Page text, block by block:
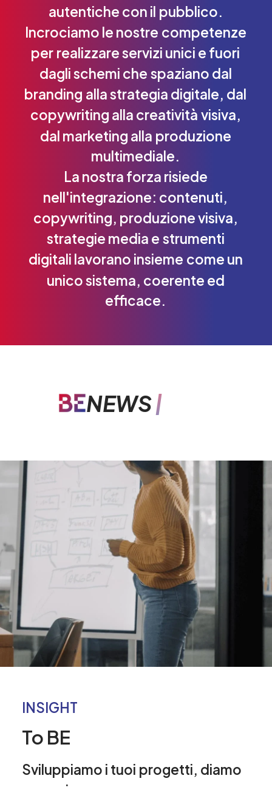
autentiche con il pubblico.
Incrociamo le nostre competenze
per realizzareservizi unici e fuori
daglischemi che spaziano dal
branding allastrategia digitale, dal
copywriting alla creatività visiva,
dal marketing alla produzione
multimediale.
La nostra forza risiede
nell'integrazione: contenuti,
copywriting, produzionevisiva,
strategie media e strumenti
digitali lavorano insieme come un
unicosistema, coerente ed
efficace.
|
INSIGHT
To BE
Sviluppiamo i tuoi progetti, diamo